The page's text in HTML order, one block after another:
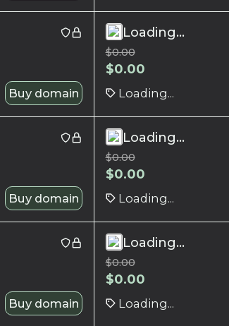
Buy domain
Loading...
$0.00
$0.00
Loading...
Buy domain
Loading...
$0.00
$0.00
Loading...
Buy domain
Loading...
$0.00
$0.00
Loading...